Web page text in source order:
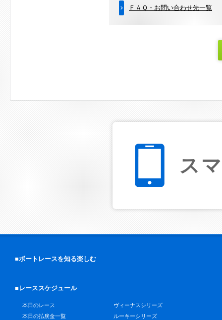
ＦＡＱ・お問い合わせ先一覧
ス
■ボートレースを知る楽しむ
■レーススケジュール
本日のレース
本日の払戻金一覧
ヴィーナスシリーズ
ルーキーシリーズ